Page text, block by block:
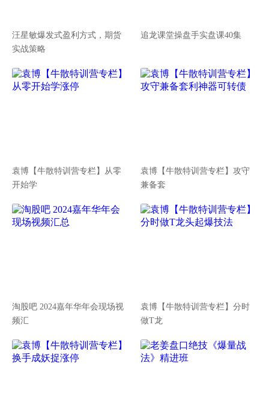
汪星敏爆发式盈利方式，期货
实战策略
追龙课堂操盘手实盘课40集
袁博【牛散特训营专栏】从零
开始学
袁博【牛散特训营专栏】攻守
兼备套
淘股吧 2024嘉年华年会现场视
频汇
袁博【牛散特训营专栏】分时
做T龙